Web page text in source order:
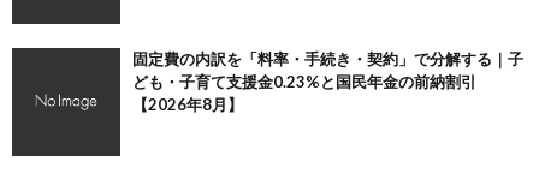
固定費の内訳を「料率・手続き・契約」で分解する｜子
ども・子育て支援金0.23%と国民年金の前納割引
【2026年8月】